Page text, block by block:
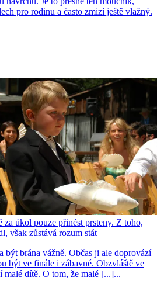
pro rodinu a často zmizí ještě vlažný.
za úkol pouze přinést prsteny. Z toho,
však zůstává rozum stát
být brána vážně. Občas ji ale doprovází
být ve finále i zábavné. Obzvláště ve
dítě. O tom, že malé [...]...